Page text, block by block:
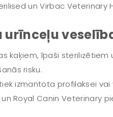
un Virbac
urīnceļu
kaķiem, īpaši
risku.
izmantota profilaksei
Royal Canin